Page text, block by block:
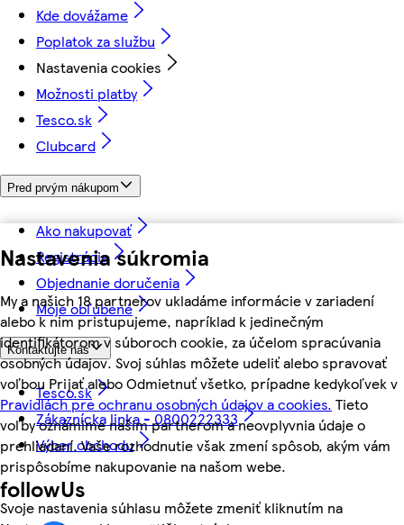
Nastavenia súkromia
My a našich 18 partnerov ukladáme informácie v zariadení
alebo k nim pristupujeme, napríklad k jedinečným
identifikátorom v súboroch cookie, za účelom spracúvania
osobných údajov. Svoj súhlas môžete udeliť alebo spravovať
voľbou Prijať alebo Odmietnuť všetko, prípadne kedykoľvek v
Pravidlách pre ochranu osobných údajov a cookies. Tieto
voľby oznámime našim partnerom a neovplyvnia údaje o
prehliadaní. Vaše rozhodnutie však zmení spôsob, akým vám
prispôsobíme nakupovanie na našom webe.
Svoje nastavenia súhlasu môžete zmeniť kliknutím na
Kde dovážame
Poplatok za službu
Nastavenia cookies
Možnosti platby
Tesco.sk
Clubcard
Pred prvým nákupom
Ako nakupovať
Registrácia
Objednanie doručenia
Moje obľúbené
Kontaktujte nás
Tesco.sk
Zákaznícka linka - 0800222333
Výber obchodu
followUs